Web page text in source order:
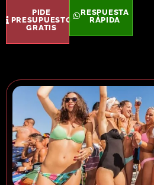
PIDE
PRESUPUESTO
GRATIS
RESPUESTA
RÁPIDA